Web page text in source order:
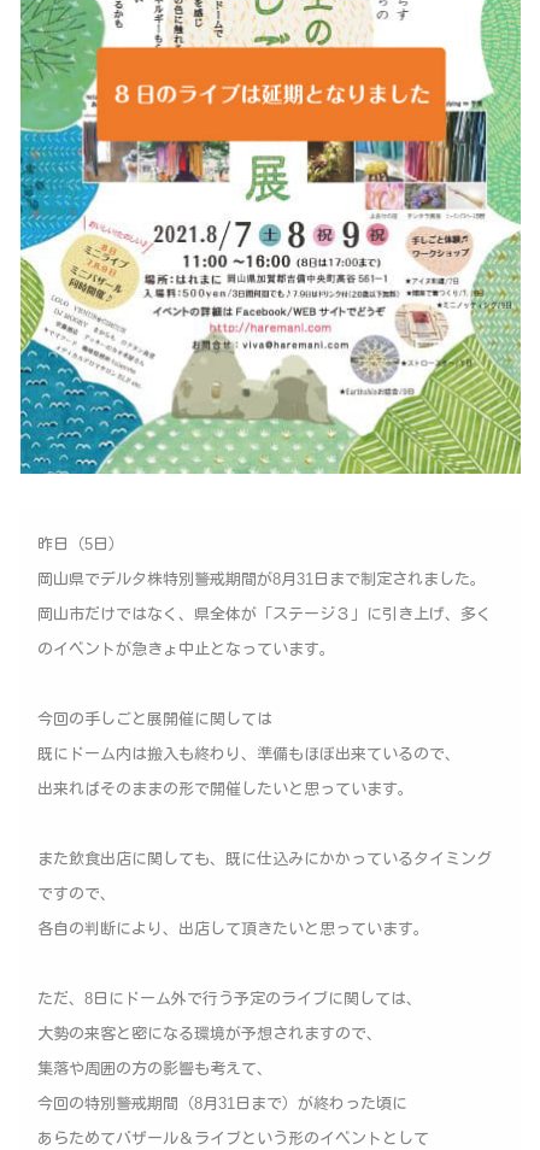
昨日（5日）
岡山県でデルタ株特別警戒期間が8月31日まで制定されました。
岡山市だけではなく、県全体が「ステージ３」に引き上げ、多く
のイベントが急きょ中止となっています。
今回の手しごと展開催に関しては
既にドーム内は搬入も終わり、準備もほぼ出来ているので、
出来ればそのままの形で開催したいと思っています。
また飲食出店に関しても、既に仕込みにかかっているタイミング
ですので、
各自の判断により、出店して頂きたいと思っています。
ただ、8日にドーム外で行う予定のライブに関しては、
大勢の来客と密になる環境が予想されますので、
集落や周囲の方の影響も考えて、
今回の特別警戒期間（8月31日まで）が終わった頃に
あらためてバザール＆ライブという形のイベントとして